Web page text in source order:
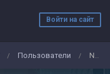
Войти на сайт
/ Пользователи / No Name